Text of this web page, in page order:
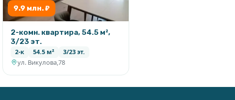
9.9 млн. ₽
2-комн. квартира, 54.5 м²,
3/23 эт.
2-к 54.5 м² 3/23 эт.
ул. Викулова,78